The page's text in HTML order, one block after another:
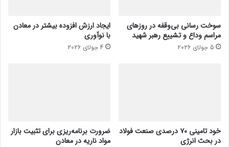
سوخت رسانی بی‌وقفه در روز‌های
مراسم وداع و تشییع رهبر شهید
5 جولای 2026
ایجاد ارزش افزوده بیشتر در معادن
با نوآوری
4 جولای 2026
خود تامینی ۷۰ درصدی صنعت فولاد
در بحث انرژی
ضرورت برنامه‌ریزی برای تثبیت بازار
مواد ناریه در معادن